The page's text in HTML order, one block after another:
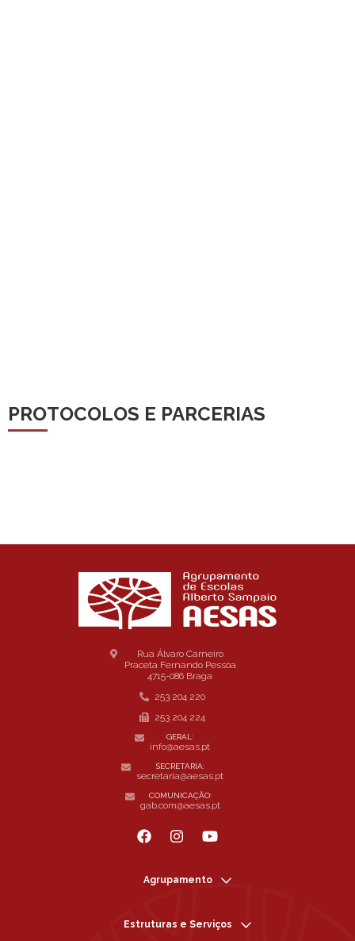
PROTOCOLOS E PARCERIAS
Rua Álvaro Carneiro
Praceta Fernando Pessoa
4715-086 Braga
253 204 220
253 204 224
GERAL:
info@aesas.pt
SECRETARIA:
secretaria@aesas.pt
COMUNICAÇÃO:
gab.com@aesas.pt
Agrupamento
Estruturas e Serviços